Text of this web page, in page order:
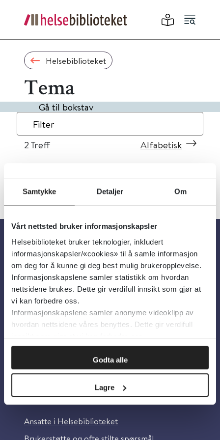
Samtykke Detaljer Om
Vårt nettsted bruker informasjonskapsler
Helsebiblioteket bruker teknologier, inkludert
informasjonskapsler/«cookies» til å samle informasjon
om deg for å kunne gi deg best mulig brukeropplevelse.
Informasjonskapslene samler statistikk om hvordan
nettsidene brukes. Dette gir verdifull innsikt som gjør at
vi kan forbedre oss.
Informasjonskapslene samler anonyme videoklipp av
hvordan nettsidene våres benyttes. Dette gir verdifull
innsikt som gjør at vi kan forbedre oss.
Godta alle
Lagre
Helsebiblioteket
Tema
Gå til bokstav
Filter
2 Treff Alfabetisk
Om oss
Om Helsebiblioteket
Personvern og informasjonskapsler
Tilgjengelighetserklæring
Information in English
Ansatte i Helsebiblioteket